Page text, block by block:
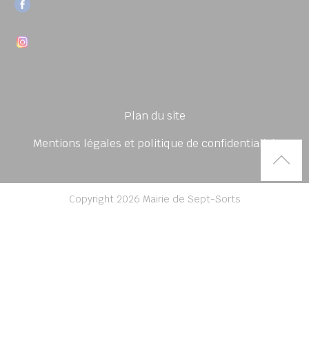
Plan du site
Mentions légales et politique de confidentialité
Copyright 2026 Mairie de Sept-Sorts